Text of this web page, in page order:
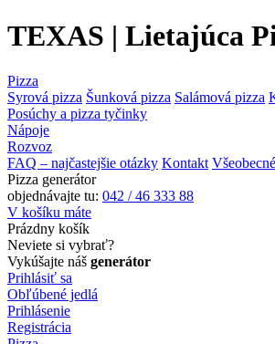
TEXAS | Lietajúca
Pizza
Syrová pizza Šunková pizza Salámová pizza
Posúchy a pizza tyčinky
Nápoje
Rozvoz
FAQ – najčastejšie otázky Kontakt
Pizza generátor
objednávajte tu: 042 / 46 333 88
V košíku máte
Prázdny košík
Neviete si vybrať?
Vykúšajte náš generátor
Prihlásiť sa
Obľúbené jedlá
Prihlásenie
Registrácia